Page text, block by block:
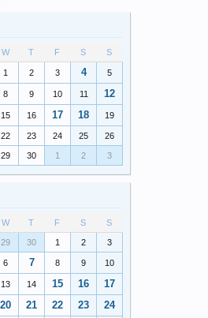
W T F S S
1 2 3 4 5
8 9 10 11 12
15 16 17 18 19
22 23 24 25 26
29 30 1 2 3
W T F S S
29 30 1 2 3
6 7 8 9 10
13 14 15 16
17
20 21 22 23 24